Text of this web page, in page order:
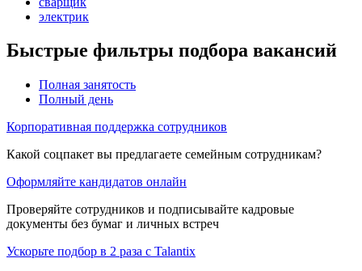
электрик
Быстрые фильтры подбора вакансий
Полная занятость
Полный день
Корпоративная поддержка сотрудников
Какой соцпакет вы предлагаете семейным сотрудникам?
Оформляйте кандидатов онлайн
Проверяйте сотрудников и подписывайте кадровые
документы без бумаг и личных встреч
Ускорьте подбор в 2 раза с Talantix